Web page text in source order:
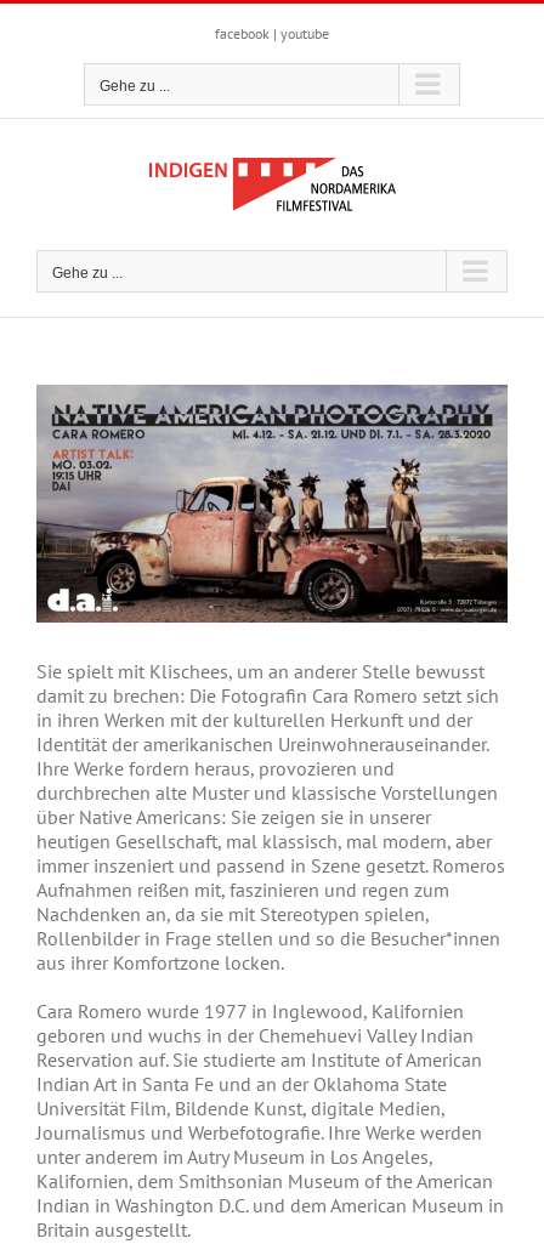
Zum
facebook | youtube
Gehe zu ...
Gehe zu ...
Sie spielt mit Klischees, um an anderer Stelle bewusst
damit zu brechen: Die Fotografin Cara Romero setzt sich
in ihren Werken mit der kulturellen Herkunft und der
Identität der amerikanischen Ureinwohnerauseinander.
Ihre Werke fordern heraus, provozieren und
durchbrechen alte Muster und klassische Vorstellungen
über Native Americans: Sie zeigen sie in unserer
heutigen Gesellschaft, mal klassisch, mal modern, aber
immer inszeniert und passend in Szene gesetzt. Romeros
Aufnahmen reißen mit, faszinieren und regen zum
Nachdenken an, da sie mit Stereotypen spielen,
Rollenbilder in Frage stellen und so die Besucher*innen
aus ihrer Komfortzone locken.
Cara Romero wurde 1977 in Inglewood, Kalifornien
geboren und wuchs in der Chemehuevi Valley Indian
Reservation auf. Sie studierte am Institute of American
Indian Art in Santa Fe und an der Oklahoma State
Universität Film, Bildende Kunst, digitale Medien,
Journalismus und Werbefotografie. Ihre Werke werden
unter anderem im Autry Museum in Los Angeles,
Kalifornien, dem Smithsonian Museum of the American
Indian in Washington D.C. und dem American Museum in
Britain ausgestellt.